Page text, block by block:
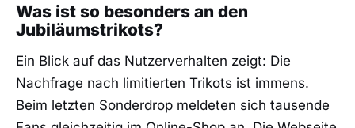
Was ist so besonders an den
Jubiläumstrikots?
Ein Blick auf das Nutzerverhalten zeigt: Die
Nachfrage nach limitierten Trikots ist immens.
Beim letzten Sonderdrop meldeten sich tausende